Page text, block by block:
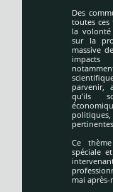
Des
toutes ces
la
sur la
massive
parvenir,
qu’ils
Ce
spéciale
mai